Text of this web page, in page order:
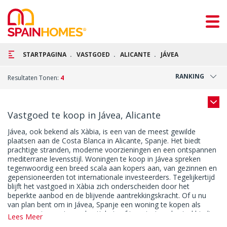
STARTPAGINA VASTGOED ALICANTE JÁVEA
RANKING
Resultaten Tonen: 4
Vastgoed te koop in Jávea, Alicante
Jávea, ook bekend als Xàbia, is een van de meest gewilde
plaatsen aan de Costa Blanca in Alicante, Spanje. Het biedt
prachtige stranden, moderne voorzieningen en een ontspannen
mediterrane levensstijl. Woningen te koop in Jávea spreken
tegenwoordig een breed scala aan kopers aan, van gezinnen en
gepensioneerden tot internationale investeerders. Tegelijkertijd
blijft het vastgoed in Xàbia zich onderscheiden door het
beperkte aanbod en de blijvende aantrekkingskracht. Of u nu
van plan bent om in Jávea, Spanje een woning te kopen als
permanente woning, vakantiehuis of investering, de stad biedt
opties die aansluiten bij verschillende behoeften en budgetten.
Lees Meer